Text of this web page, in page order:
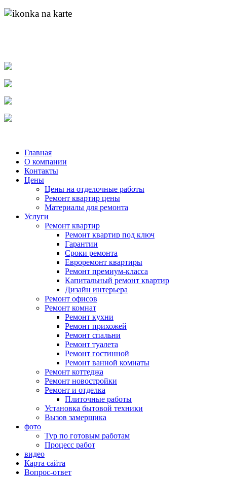
Главная
О компании
Контакты
Цены
Цены на отделочные работы
Ремонт квартир цены
Материалы для ремонта
Услуги
Ремонт квартир
Ремонт квартир под ключ
Гарантии
Сроки ремонта
Евроремонт квартиры
Ремонт премиум-класса
Капитальный ремонт квартир
Дизайн интерьера
Ремонт офисов
Ремонт комнат
Ремонт кухни
Ремонт прихожей
Ремонт спальни
Ремонт туалета
Ремонт гостинной
Ремонт ванной комнаты
Ремонт коттеджа
Ремонт новостройки
Ремонт и отделка
Плиточные работы
Установка бытовой техники
Вызов замерщика
фото
Тур по готовым работам
Процесс работ
видео
Карта сайта
Вопрос-ответ